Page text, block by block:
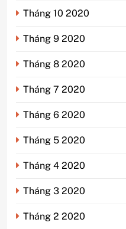
Tháng 10 2020
Tháng 9 2020
Tháng 8 2020
Tháng 7 2020
Tháng 6 2020
Tháng 5 2020
Tháng 4 2020
Tháng 3 2020
Tháng 2 2020